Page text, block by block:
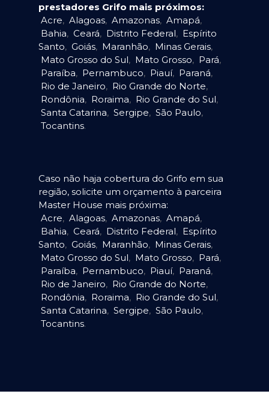
prestadores Grifo mais próximos:
Acre, Alagoas, Amazonas, Amapá,
Bahia, Ceará, Distrito Federal, Espírito
Santo, Goiás, Maranhão, Minas Gerais,
Mato Grosso do Sul, Mato Grosso, Pará,
Paraíba, Pernambuco, Piauí, Paraná,
Rio de Janeiro, Rio Grande do Norte,
Rondônia, Roraima, Rio Grande do Sul,
Santa Catarina, Sergipe, São Paulo,
Tocantins.
Caso não haja cobertura do Grifo em sua
região, solicite um orçamento à parceira
Master House mais próxima:
Acre, Alagoas, Amazonas, Amapá,
Bahia, Ceará, Distrito Federal, Espírito
Santo, Goiás, Maranhão, Minas Gerais,
Mato Grosso do Sul, Mato Grosso, Pará,
Paraíba, Pernambuco, Piauí, Paraná,
Rio de Janeiro, Rio Grande do Norte,
Rondônia, Roraima, Rio Grande do Sul,
Santa Catarina, Sergipe, São Paulo,
Tocantins.